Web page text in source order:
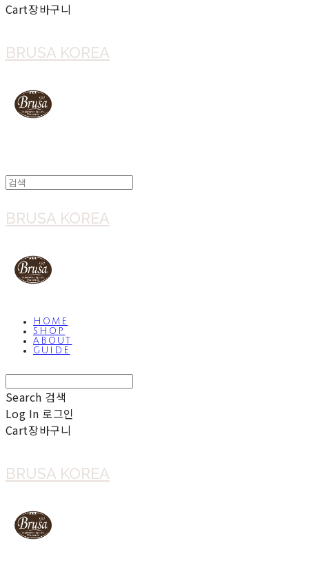
Cart장바구니
BRUSA KOREA
BRUSA KOREA
HOME
SHOP
ABOUT
GUIDE
Search 검색
Log In 로그인
Cart장바구니
BRUSA KOREA